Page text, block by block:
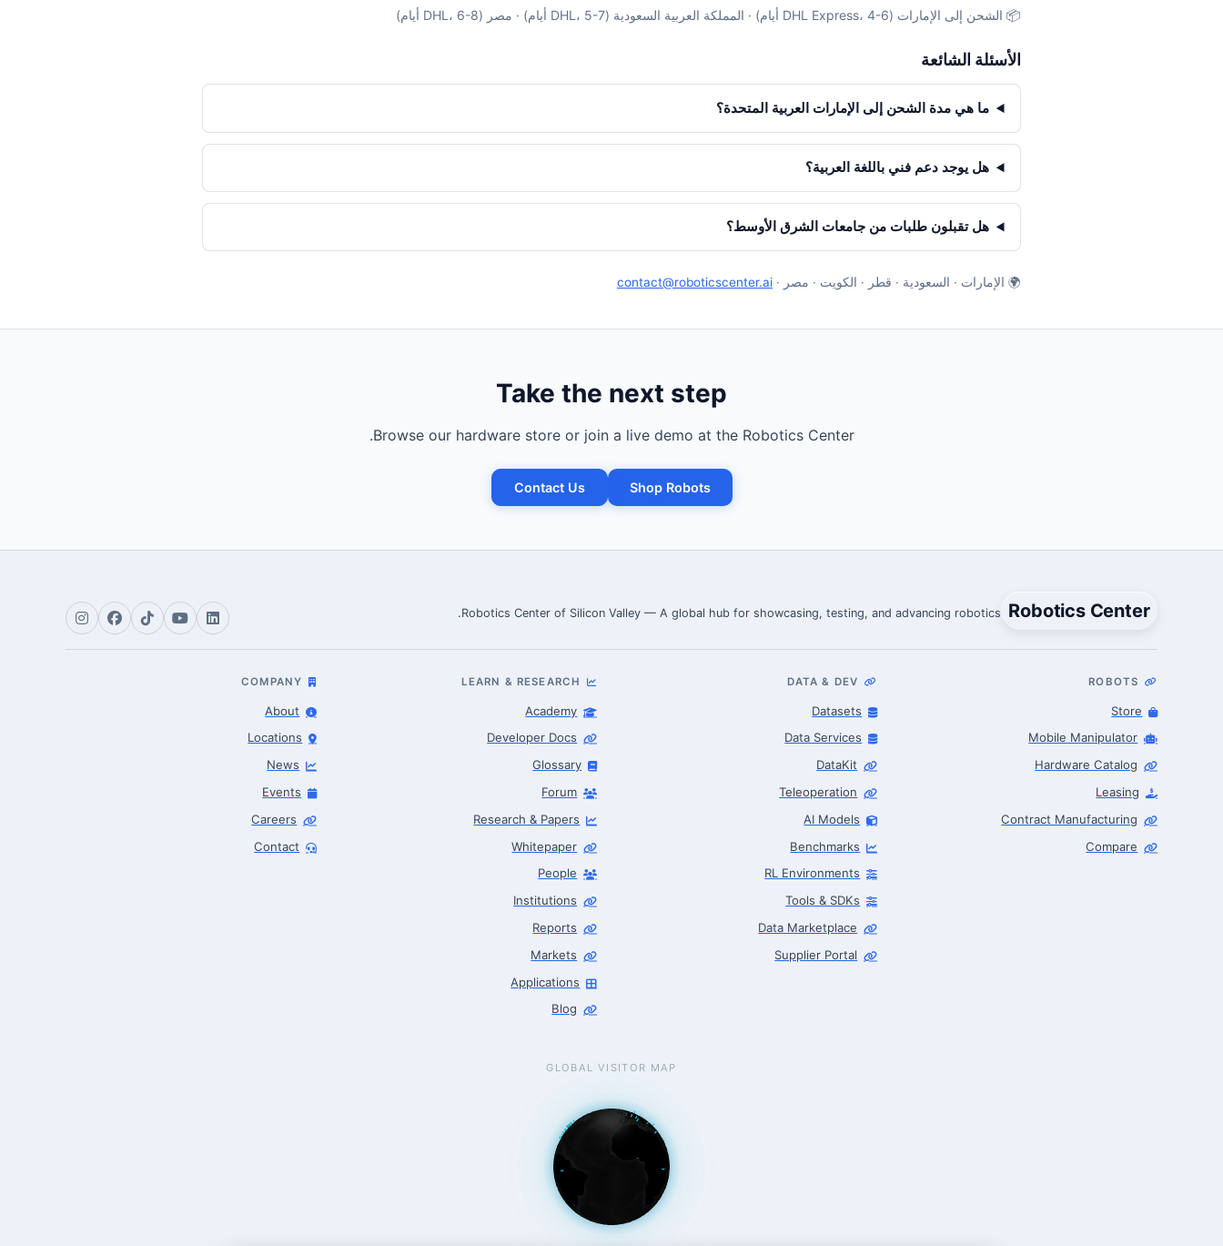
📦 الشحن إلى الإمارات (DHL Express، 4-6 أيام) · المملكة العربية السعودية (DHL، 5-7 أيام) · مصر (DHL، 6-8 أيام)
الأسئلة الشائعة
ما هي مدة الشحن إلى الإمارات العربية المتحدة؟
هل يوجد دعم فني باللغة العربية؟
هل تقبلون طلبات من جامعات الشرق الأوسط؟
🌍 الإمارات · السعودية · قطر · الكويت · مصر · contact@roboticscenter.ai
Take the next step
Browse our hardware store or join a live demo at the Robotics Center.
Shop Robots
Contact Us
Robotics Center
Robotics Center of Silicon Valley — A global hub for showcasing, testing, and advancing robotics.
ROBOTS
Store
Mobile Manipulator
Hardware Catalog
Leasing
Contract Manufacturing
Compare
DATA & DEV
Datasets
Data Services
DataKit
Teleoperation
AI Models
Benchmarks
RL Environments
Tools & SDKs
Data Marketplace
Supplier Portal
LEARN & RESEARCH
Academy
Developer Docs
Glossary
Forum
Research & Papers
Whitepaper
People
Institutions
Reports
Markets
Applications
Blog
COMPANY
About
Locations
News
Events
Careers
Contact
GLOBAL VISITOR MAP
Robotics Center of Silicon Valley · intake